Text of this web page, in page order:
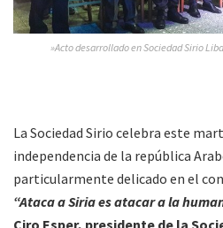
»Acto desarrollado en Sociedad Sirio
La Sociedad Sirio celebra este
independencia de la república
particularmente delicado en el
“Ataca a Siria es atacar a la
Ciro Esper, presidente de la